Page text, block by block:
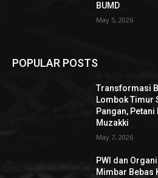
BUMD
May 5, 2026
POPULAR POSTS
Transformasi
Lombok Timur
Pangan,
Muzakki
May 7, 2026
PWI dan
Mimbar Bebas